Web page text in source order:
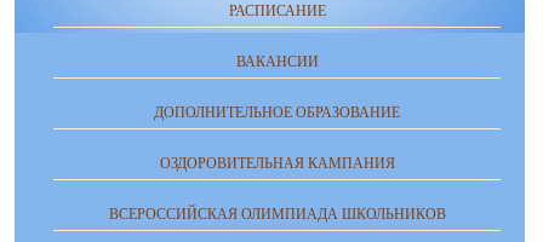
РАСПИСАНИЕ
ВАКАНСИИ
ДОПОЛНИТЕЛЬНОЕ ОБРАЗОВАНИЕ
ОЗДОРОВИТЕЛЬНАЯ КАМПАНИЯ
ВСЕРОССИЙСКАЯ ОЛИМПИАДА ШКОЛЬНИКОВ